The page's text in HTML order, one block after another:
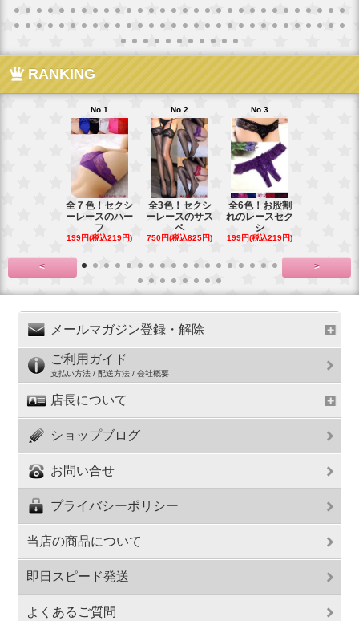
RANKING
No.1
全７色！セクシ
ーレースのハー
フ
199円(税込219円)
No.2
全3色！セクシ
ーレースのサス
ペ
750円(税込825円)
No.3
全6色！お股割
れのレースセク
シ
199円(税込219円)
< >
メールマガジン登録・解除
ご利用ガイド
支払い方法 / 配送方法 / 会社概要
店長について
ショップブログ
お問い合せ
プライバシーポリシー
当店の商品について
即日スピード発送
よくあるご質問